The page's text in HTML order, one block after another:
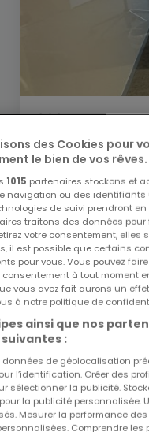
Bureau à louerà
830 €
24 m² 1
des Cookies pour
le bien de vos rêves.
1015 partenaires stockons et
navigation ou des identifiants
de suivi prendront
traitons des données
votre consentement,
il est possible que certains
pour vous. Vous pouvez
consentement à tout moment
vous avez fait aurons un
à notre politique de
ainsi que nos
:
données de géolocalisation
l’identification. Créer des
sélectionner la publicité.
la publicité personnalisée.
Mesurer la performance
Comprendre